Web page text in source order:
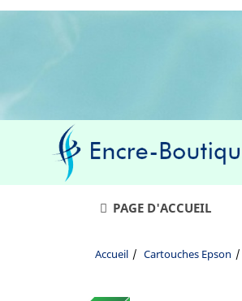
PAGE D'ACCUEIL
Accueil Cartouches Epson